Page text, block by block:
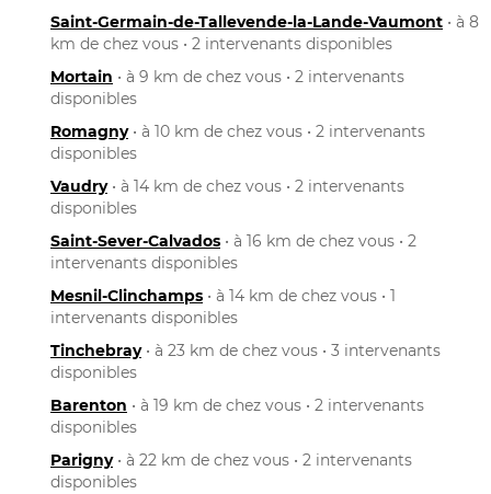
Saint-Germain-de-Tallevende-la-Lande-Vaumont • à 8
km de chez vous • 2 intervenants disponibles
Mortain • à 9 km de chez vous • 2 intervenants
disponibles
Romagny• à 10 km de chez vous • 2 intervenants
disponibles
Vaudry• à 14 km de chez vous • 2 intervenants
disponibles
Saint-Sever-Calvados • à 16 km de chez vous • 2
intervenants disponibles
Mesnil-Clinchamps • à 14 km de chez vous • 1
intervenants disponibles
Tinchebray• à 23 km de chez vous • 3 intervenants
disponibles
Barenton • à 19 km de chez vous • 2 intervenants
disponibles
Parigny• à 22 km de chez vous • 2 intervenants
disponibles